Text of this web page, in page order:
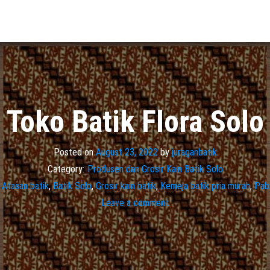
Toko Batik Flora Solo
Posted onAugust 23, 2022byjuraganbatik
Category: Produsen dan Grosir Kain Batik Solo
Atasan batik,Batik Solo,Grosir kain batik,Kemeja batik pria murah,
Leave a comment